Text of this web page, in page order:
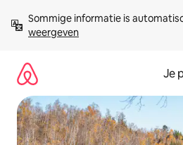
direct
naar
Sommige informatie is
weergeven
Je